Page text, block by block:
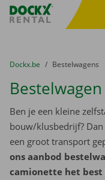
Fratello DEMO
U bevindt zich hier:
van
Dockx.be naar
Bestelwagens
Ben je een kleine
bouw/klusbedrijf?
een groot transport
ons aanbod
camionette het